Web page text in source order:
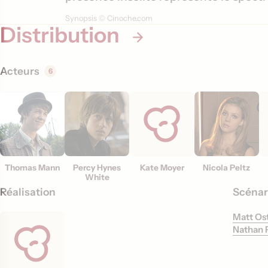
i
o
n
Synopsis © Cinoche.com
Distribution
Acteurs 6
Thomas Mann
Percy Hynes
White
Kate Moyer Nicola Peltz
Réalisation
Matt
Nathan